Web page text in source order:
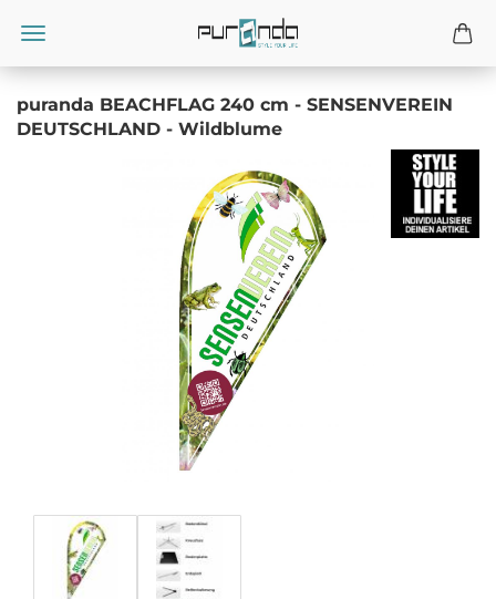
puranda BEACHFLAG 240 cm - SENSENVEREIN
DEUTSCHLAND - Wildblume